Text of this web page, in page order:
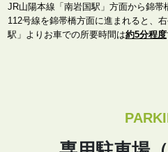
JR山陽本線「南岩国駅」方面から錦
112号線を錦帯橋方面に進まれると、
駅」よりお車での所要時間は約5分程度